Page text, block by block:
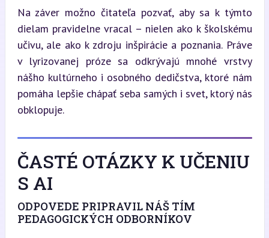
Na záver možno čitateľa pozvať, aby sa k týmto
dielam pravidelne vracal – nielen ako k školskému
učivu, ale ako k zdroju inšpirácie a poznania. Práve
v lyrizovanej próze sa odkrývajú mnohé vrstvy
nášho kultúrneho i osobného dedičstva, ktoré nám
pomáha lepšie chápať seba samých i svet, ktorý nás
obklopuje.
ČASTÉ OTÁZKY K UČENIU
S AI
ODPOVEDE PRIPRAVIL NÁŠ TÍM
PEDAGOGICKÝCH ODBORNÍKOV